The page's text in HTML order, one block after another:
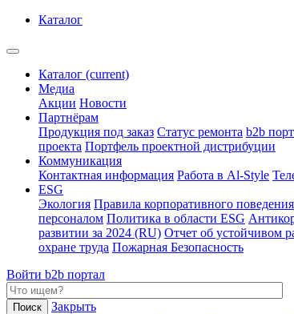
Каталог
Каталог (current)
Медиа
Акции Новости
Партнёрам
Продукция под заказ Статус ремонта b2b
проекта Портфель проектной дистрибуции
Коммуникация
Контактная информация Работа в Al-Style
ESG
Экология Правила корпоративного поведения
персоналом Политика в области ESG
развитии за 2024 (RU) Отчет об устойчивом
охране труда Пожарная Безопасность
Войти b2b портал
Закрыть